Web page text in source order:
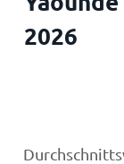
2026